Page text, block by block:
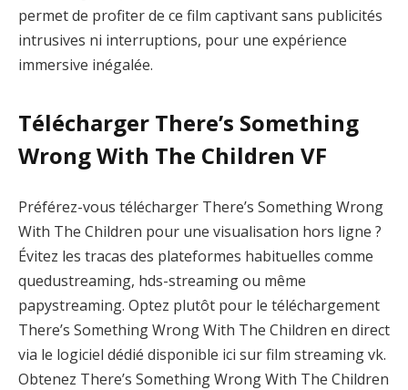
permet de profiter de ce film captivant sans publicités
intrusives ni interruptions, pour une expérience
immersive inégalée.
Télécharger There’s Something
Wrong With The Children VF
Préférez-vous télécharger There’s Something Wrong
With The Children pour une visualisation hors ligne ?
Évitez les tracas des plateformes habituelles comme
quedustreaming, hds-streaming ou même
papystreaming. Optez plutôt pour le téléchargement
There’s Something Wrong With The Children en direct
via le logiciel dédié disponible ici sur film streaming vk.
Obtenez There’s Something Wrong With The Children